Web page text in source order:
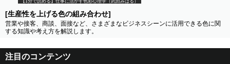
【1分で読める】仕事に活かす色彩心理学（武田みはる）
[生産性を上げる色の組み合わせ]
営業や接客、商談、面接など、さまざまなビジネスシーンに活用できる色に関
する知識や考え方を解説します。
注目のコンテンツ